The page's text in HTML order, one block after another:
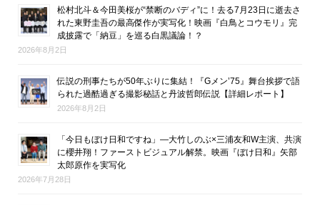
松村北斗＆今田美桜が“禁断のバディ”に！去る7月23日に逝去さ
れた東野圭吾の最高傑作が実写化！映画『白鳥とコウモリ』完
成披露で「納豆」を巡る白黒議論！？
2026年8月2日
伝説の刑事たちが50年ぶりに集結！『Gメン’75』舞台挨拶で語
られた過酷過ぎる撮影秘話と丹波哲郎伝説【詳細レポート】
2026年8月2日
「今日もぼけ日和ですね」―大竹しのぶ×三浦友和W主演、共演
に櫻井翔！ファーストビジュアル解禁。映画『ぼけ日和』矢部
太郎原作を実写化
2026年7月28日